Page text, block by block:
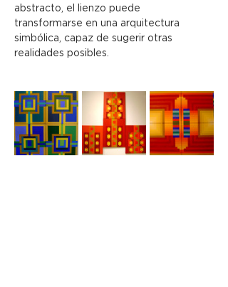
abstracto, el lienzo puede
transformarse en una arquitectura
simbólica, capaz de sugerir otras
realidades posibles.